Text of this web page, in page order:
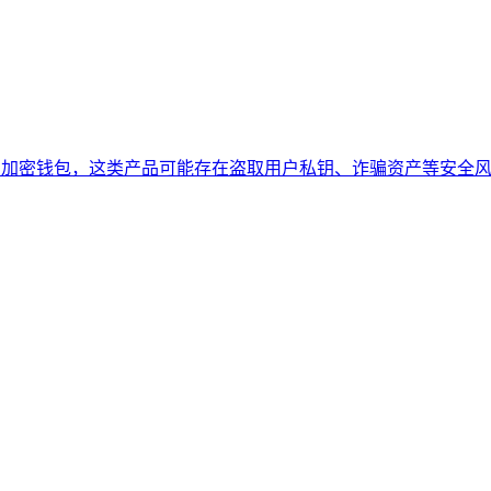
密钱包，这类产品可能存在盗取用户私钥、诈骗资产等安全